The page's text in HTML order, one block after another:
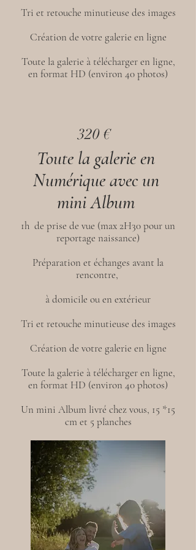
Tri et retouche minutieuse des images
Création de votre galerie en ligne
Toute la galerie à télécharger en ligne,
en format HD (environ 40 photos)
320 €
Toute la galerie en
Numérique avec un
mini Album
1h de prise de vue (max 2H30 pour un
reportage naissance)
Préparation et échanges avant la
rencontre,
à domicile ou en extérieur
Tri et retouche minutieuse des images
Création de votre galerie en ligne
Toute la galerie à télécharger en ligne,
en format HD (environ 40 photos)
Un mini Album livré chez vous, 15 *15
cm et 5 planches